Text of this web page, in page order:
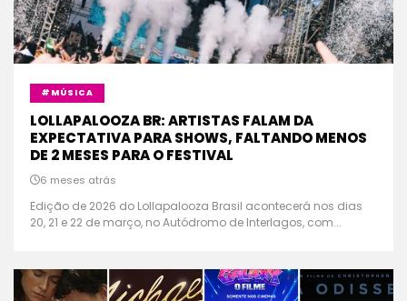
#MÚSICA
LOLLAPALOOZA BR: ARTISTAS FALAM DA
EXPECTATIVA PARA SHOWS, FALTANDO MENOS
DE 2 MESES PARA O FESTIVAL
6 meses atrás
Edição de 2026 do Lollapalooza Brasil acontecerá nos dias
20, 21 e 22 de março, no Autódromo de Interlagos, com...